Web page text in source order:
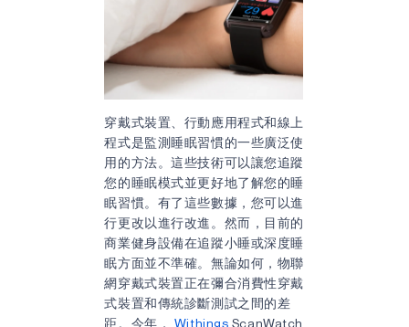
穿戴式裝置、行動應用程式和線上
程式是監測睡眠習慣的一些廣泛使
用的方法。這些技術可以讓您追蹤
您的睡眠模式並更好地了解您的睡
眠習慣。有了這些數據，您可以進
行更改以進行改進。然而，目前的
商業健身設備在追蹤小睡或深度睡
眠方面並不準確。無論如何，物聯
網穿戴式裝置正在彌合消費性穿戴
式裝置和傳統診斷測試之間的差
距。今年， Withings ScanWatch